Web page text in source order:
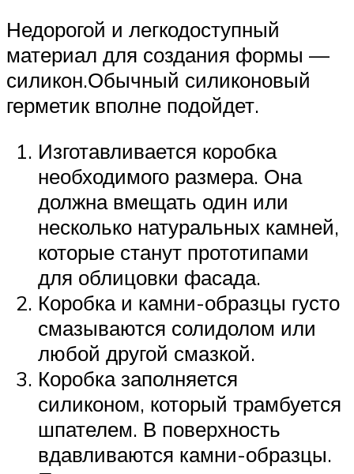
Недорогой и легкодоступный
материал для создания формы —
силикон.Обычный силиконовый
герметик вполне подойдет.
Изготавливается коробка
необходимого размера. Она
должна вмещать один или
несколько натуральных камней,
которые станут прототипами
для облицовки фасада.
Коробка и камни-образцы густо
смазываются солидолом или
любой другой смазкой.
Коробка заполняется
силиконом, который трамбуется
шпателем. В поверхность
вдавливаются камни-образцы.